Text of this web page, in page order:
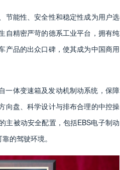
节能性、安全性和稳定性成为用户选
自精密严苛的德系工业平台，拥有纯
产品的出众口碑，使其成为中国商用
一体变速箱及发动机制动系统，保障
向盘、科学设计与排布合理的中控操
主被动安全配置，包括EBS电子制动
的驾驶环境。